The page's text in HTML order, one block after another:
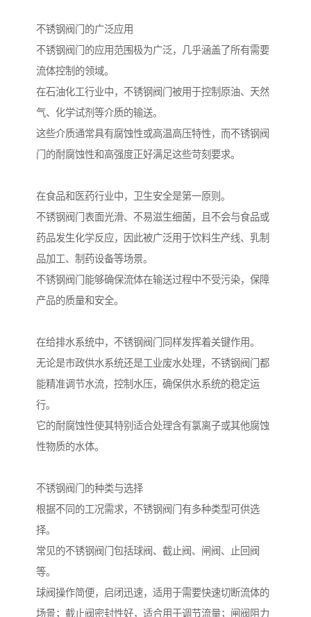
不锈钢阀门的广泛应用
不锈钢阀门的应用范围极为广泛，几乎涵盖了所有需要
流体控制的领域。
在石油化工行业中，不锈钢阀门被用于控制原油、天然
气、化学试剂等介质的输送。
这些介质通常具有腐蚀性或高温高压特性，而不锈钢阀
门的耐腐蚀性和高强度正好满足这些苛刻要求。
在食品和医药行业中，卫生安全是第一原则。
不锈钢阀门表面光滑、不易滋生细菌，且不会与食品或
药品发生化学反应，因此被广泛用于饮料生产线、乳制
品加工、制药设备等场景。
不锈钢阀门能够确保流体在输送过程中不受污染，保障
产品的质量和安全。
在给排水系统中，不锈钢阀门同样发挥着关键作用。
无论是市政供水系统还是工业废水处理，不锈钢阀门都
能精准调节水流，控制水压，确保供水系统的稳定运
行。
它的耐腐蚀性使其特别适合处理含有氯离子或其他腐蚀
性物质的水体。
不锈钢阀门的种类与选择
根据不同的工况需求，不锈钢阀门有多种类型可供选
择。
常见的不锈钢阀门包括球阀、截止阀、闸阀、止回阀
等。
球阀操作简便，启闭迅速，适用于需要快速切断流体的
场景；截止阀密封性好，适合用于调节流量；闸阀阻力